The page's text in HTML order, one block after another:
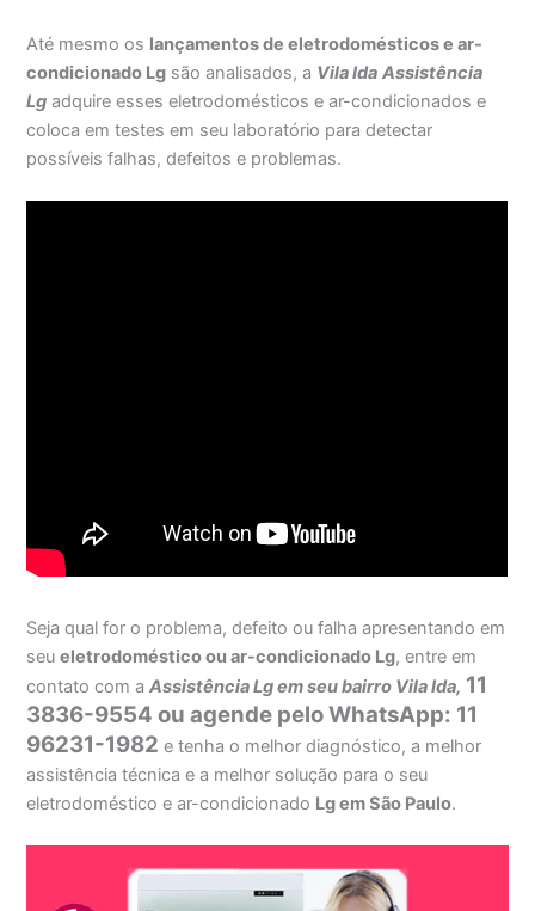
Até mesmo os lançamentos de eletrodomésticos e ar-
condicionado Lg são analisados, a Vila Ida Assistência
Lg adquire esses eletrodomésticos e ar-condicionados e
coloca em testes em seu laboratório para detectar
possíveis falhas, defeitos e problemas.
Seja qual for o problema, defeito ou falha apresentando em
seueletrodoméstico ou ar-condicionado Lg, entre em
contato com aAssistência Lg em seu bairro Vila Ida, 11
3836-9554 ou agende pelo WhatsApp: 11
96231-1982 e tenha o melhor diagnóstico, a melhor
assistência técnica e a melhor solução para o seu
eletrodoméstico e ar-condicionado Lg em São Paulo.